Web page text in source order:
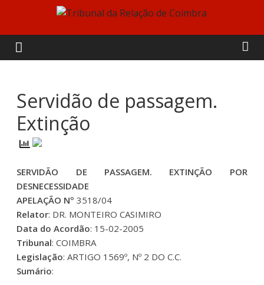
content
Tribunal
da
Relação
de
Coimbra
Servidão de passagem.
Extinção
SERVIDÃO DE PASSAGEM. EXTINÇÃO POR
DESNECESSIDADE
APELAÇÃO Nº 3518/04
Relator: DR. MONTEIRO CASIMIRO
Data do Acordão: 15-02-2005
Tribunal: COIMBRA
Legislação: ARTIGO 1569º, Nº 2 DO C.C.
Sumário: